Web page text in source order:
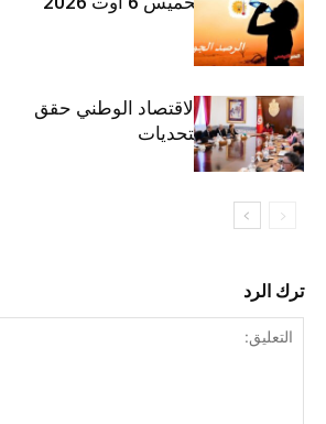
وزيرة المالية: الاقتصاد الوطني حقق
مكاسب رغم التحديات
ترك الرد